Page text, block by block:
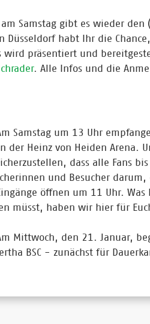
am Samstag gibt es wieder den
Düsseldorf habt Ihr die
wird präsentiert und
. Alle Infos und die
Samstag um 13 Uhr
der Heinz von Heiden Arena.
dass alle Fans
und Besucher
öffnen um 11 Uhr. Was
müsst, haben wir hier für
Mittwoch, den 21. Januar,
BSC - zunächst für